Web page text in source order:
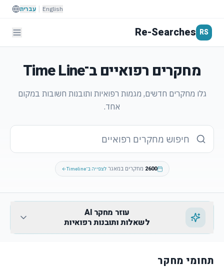
עברית | English
RS
Re-Searches
מחקרים רפואיים ב־Time Line
גלו מחקרים חדשים, מגמות רפואיות ותובנות חשובות במקום
אחד.
2600 מחקרים במאגר ·לצפייה ב־Timeline
תחומי מחקר
עוזר מחקר AI
לשאלות ותובנות רפואיות